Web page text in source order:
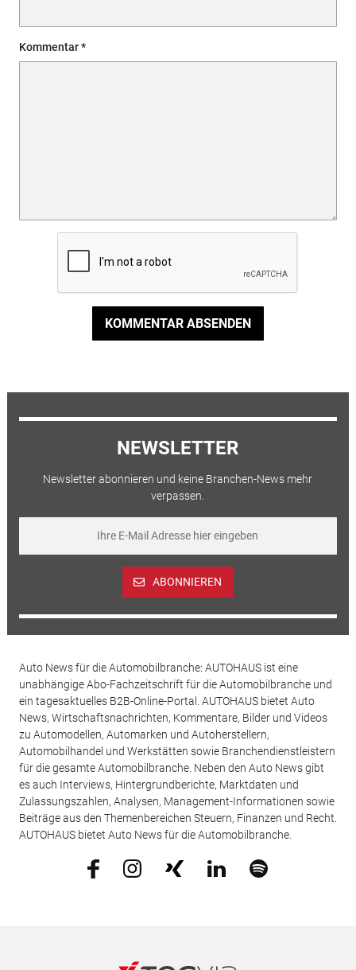
Kommentar
KOMMENTAR ABSENDEN
NEWSLETTER
Newsletter abonnieren und keine Branchen-News mehr
verpassen.
ABONNIEREN
Auto News für die Automobilbranche: AUTOHAUS ist eine
unabhängige Abo-Fachzeitschrift für die Automobilbranche und
ein tagesaktuelles B2B-Online-Portal. AUTOHAUS bietet Auto
News, Wirtschaftsnachrichten, Kommentare, Bilder und Videos
zu Automodellen, Automarken und Autoherstellern,
Automobilhandel und Werkstätten sowie Branchendienstleistern
für die gesamte Automobilbranche. Neben den Auto News gibt
es auch Interviews, Hintergrundberichte, Marktdaten und
Zulassungszahlen, Analysen, Management-Informationen sowie
Beiträge aus den Themenbereichen Steuern, Finanzen und Recht.
AUTOHAUS bietet Auto News für die Automobilbranche.